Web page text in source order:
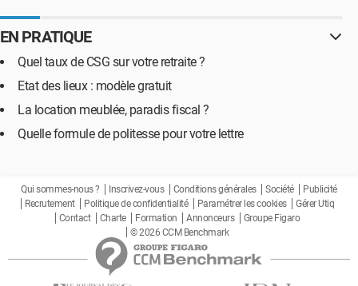
EN PRATIQUE
Quel taux de CSG sur votre retraite ?
Etat des lieux : modèle gratuit
La location meublée, paradis fiscal ?
Quelle formule de politesse pour votre lettre
Qui sommes-nous ? Inscrivez-vous Conditions générales Société
Publicité
Recrutement
Politique de confidentialité Paramétrer les cookies
Gérer Utiq
Contact
Charte Formation Annonceurs
Groupe Figaro
© 2026 CCM Benchmark